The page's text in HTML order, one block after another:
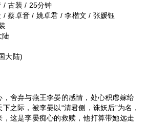
/ 古装 / 25分钟
/ 蔡卓音 / 姚卓君 / 李楷文 / 张媛钰
陆
大陆)
，舍弃与燕王李晏的感情，处心积虑嫁给
之际，被李晏以“清君侧，诛妖后”为名，
这是李晏痴心的救赎，他打算带她远走